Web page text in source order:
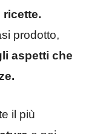
ricette.
prodotto,
aspetti che
il più